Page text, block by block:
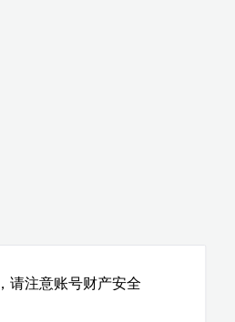
请注意账号财产安全